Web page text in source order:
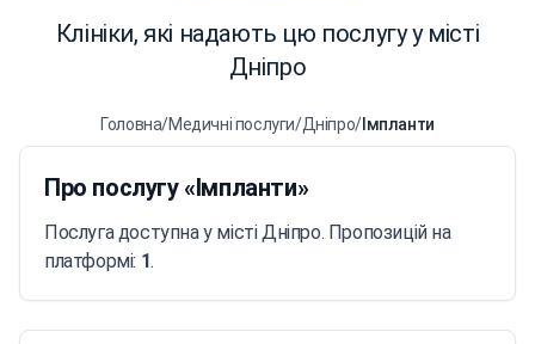
Клініки, які надають цю послугу у місті
Дніпро
Головна/Медичні послуги/Дніпро/Імпланти
Про послугу «Імпланти»
Послуга доступна у місті Дніпро. Пропозицій на
платформі: 1.